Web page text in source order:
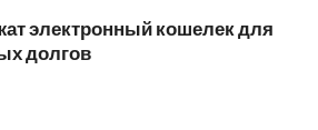
электронный кошелек для
долгов